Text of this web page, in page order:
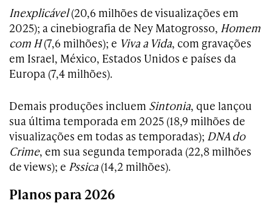
Inexplicável(20,6 milhões de visualizações em
2025); a cinebiografia de Ney Matogrosso, Homem
com H(7,6 milhões); e Viva a Vida, com gravações
em Israel, México, Estados Unidos e países da
Europa (7,4 milhões).
Demais produções incluem Sintonia, que lançou
sua última temporada em 2025 (18,9 milhões de
visualizações em todas as temporadas); DNA do
Crime, em sua segunda temporada (22,8 milhões
de views); e Pssica (14,2 milhões).
Planos para 2026